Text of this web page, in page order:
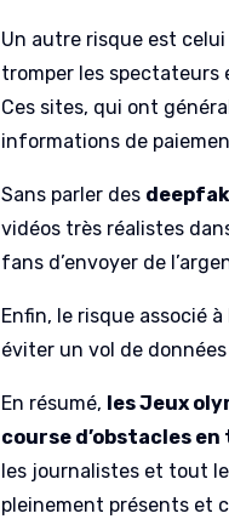
Un autre risque est celui
tromper les spectateurs
Ces sites, qui ont
informations de
Sans parler des
vidéos très réalistes
fans d’envoyer de
Enfin, le risque associé
éviter un vol de données
En résumé, les Jeux
course d’obstacles
les journalistes et tout
pleinement présents et